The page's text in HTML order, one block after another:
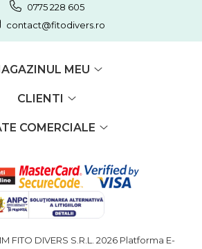
0775 228 605
contact@fitodivers.ro
MEU
CLIENTI
COMERCIALE
FITO DIVERS S.R.L. 2026 Platforma E-